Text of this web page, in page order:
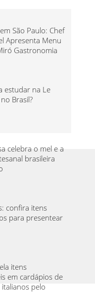
São Paulo: Chef
Apresenta Menu
Gastronomia
estudar na Le
Brasil?
celebra o mel e a
brasileira
confira itens
para presentear
itens
em cardápios de
pelo